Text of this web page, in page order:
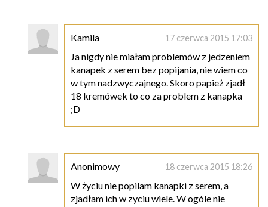
Kamila 17 czerwca 2015 17:03
Ja nigdy nie miałam problemów z jedzeniem
kanapek z serem bez popijania, nie wiem co
w tym nadzwyczajnego. Skoro papież zjadł
18 kremówek to co za problem z kanapka
;D
Anonimowy 18 czerwca 2015 18:26
W życiu nie popilam kanapki z serem, a
zjadłam ich w zyciu wiele. W ogóle nie